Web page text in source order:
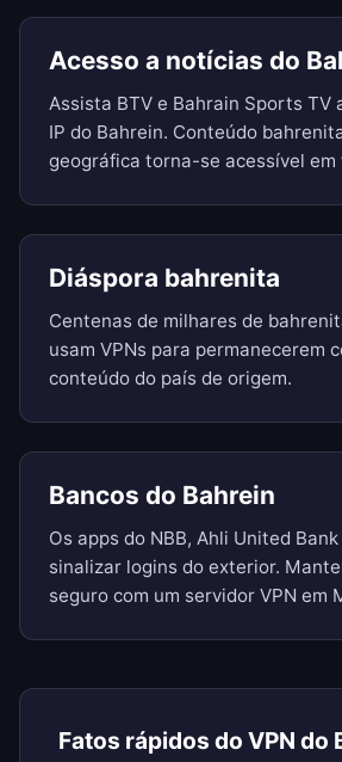
Acesso a notícias do
Assista BTV e Bahrain Sports TV
IP do Bahrein. Conteúdo
geográfica torna-se acessível em
Diáspora bahrenita
Centenas de milhares de
usam VPNs para permanecerem
conteúdo do país de origem.
Bancos do Bahrein
Os apps do NBB, Ahli United
sinalizar logins do exterior.
seguro com um servidor VPN em
Fatos rápidos do VPN do